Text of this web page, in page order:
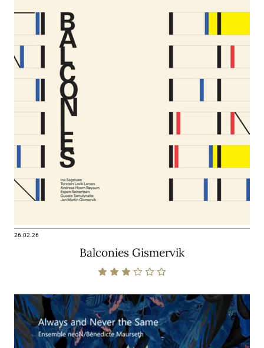
26.02.26
Balconies Gismervik